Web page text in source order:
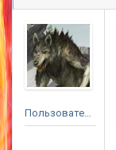
Пользователь